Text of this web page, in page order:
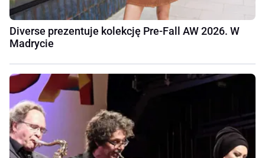
Diverse prezentuje kolekcję Pre-Fall AW 2026. W
Madrycie